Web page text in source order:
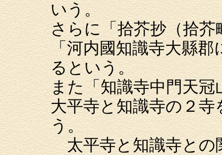
いう。
さらに「拾芥抄（拾
「河内國知識寺大縣
るという。
また「知識寺中門天
大平寺と知識寺の２
う。
太平寺と知識寺との